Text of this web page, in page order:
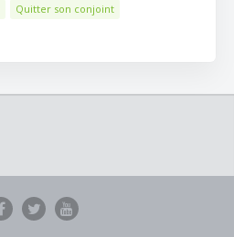
Quitter son conjoint